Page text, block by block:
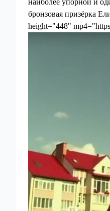
наиболее упорной и
бронзовая призёрка
height="448"